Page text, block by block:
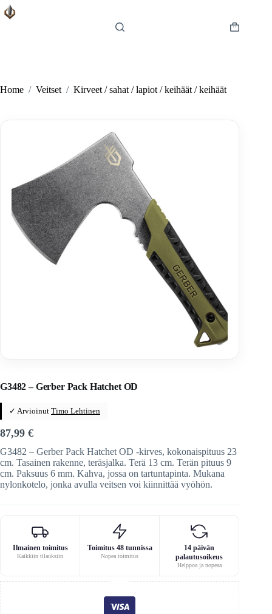
Skip
to
Shopping
Home / Veitset / Kirveet / sahat / lapiot / keihäät / keihäät
G3482 – Gerber Pack Hatchet OD
✓ Arvioinut Timo Lehtinen
87,99 €
G3482 – Gerber Pack Hatchet OD -kirves, kokonaispituus 23
cm. Tasainen rakenne, teräsjalka. Terä 13 cm. Terän pituus 9
cm. Paksuus 6 mm. Kahva, jossa on tartuntapinta. Mukana
nylonkotelo, jonka avulla veitsen voi kiinnittää vyöhön.
Ilmainen toimitus
Kaikkiin tilauksiin
Toimitus 48 tunnissa
Nopea toimitus
14 päivän
palautusoikeus
Helppoa ja nopeaa